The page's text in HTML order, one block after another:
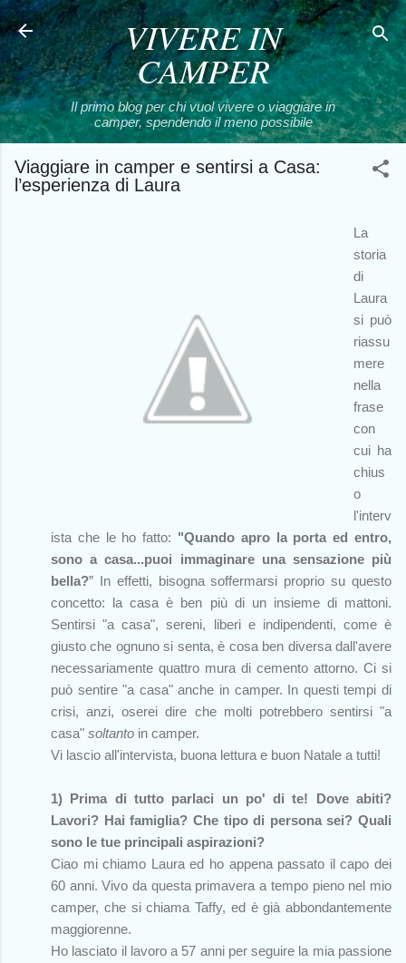
Passa ai contenuti principali
VIVERE IN
CAMPER
Il primo blog per chi vuol vivere o viaggiare in
camper, spendendo il meno possibile
Viaggiare in camper e sentirsi a Casa:
l’esperienza di Laura
La
storia
di
Laura
si può
riassu
mere
nella
frase
con
cui ha
chius
o
l'interv
ista che le ho fatto: "Quando apro la porta ed entro,
sono a casa...puoi immaginare una sensazione più
bella?” In effetti, bisogna soffermarsi proprio su questo
concetto: la casa è ben più di un insieme di mattoni.
Sentirsi "a casa", sereni, liberi e indipendenti, come è
giusto che ognuno si senta, è cosa ben diversa dall'avere
necessariamente quattro mura di cemento attorno. Ci si
può sentire "a casa" anche in camper. In questi tempi di
crisi, anzi, oserei dire che molti potrebbero sentirsi "a
casa" soltanto in camper.
Vi lascio all'intervista, buona lettura e buon Natale a tutti!
1) Prima di tutto parlaci un po' di te! Dove abiti?
Lavori? Hai famiglia? Che tipo di persona sei? Quali
sono le tue principali aspirazioni?
Ciao mi chiamo Laura ed ho appena passato il capo dei
60 anni. Vivo da questa primavera a tempo pieno nel mio
camper, che si chiama Taffy, ed è già abbondantemente
maggiorenne.
Ho lasciato il lavoro a 57 anni per seguire la mia passione